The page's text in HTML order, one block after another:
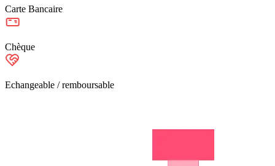
Carte Bancaire
Chèque
Echangeable / remboursable